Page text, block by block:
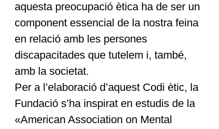
aquesta preocupació ètica ha de ser un
component essencial de la nostra feina
en relació amb les persones
discapacitades que tutelem i, també,
amb la societat.
Per a l’elaboració d’aquest Codi ètic, la
Fundació s’ha inspirat en estudis de la
«American Association on Mental